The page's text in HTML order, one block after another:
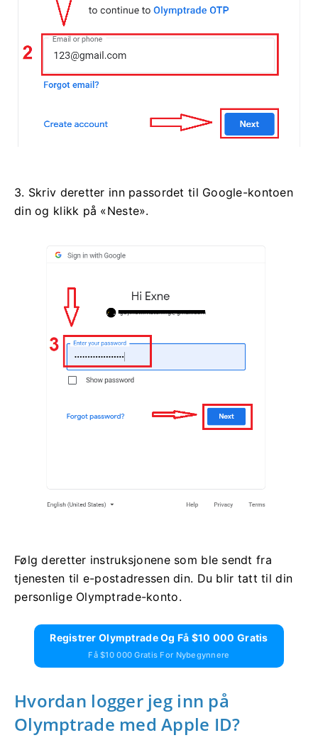
3. Skriv deretter inn passordet til Google-kontoen
din og klikk på «Neste».
Følg deretter instruksjonene som ble sendt fra
tjenesten til e-postadressen din. Du blir tatt til din
personlige Olymptrade-konto.
Registrer Olymptrade Og Få $10 000 Gratis
Få $10 000 Gratis For Nybegynnere
Hvordan logger jeg inn på
Olymptrade med Apple ID?